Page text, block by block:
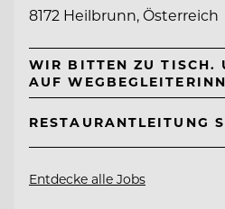
8172 Heilbrunn, Österreich
WIR BITTEN ZU TISCH.
AUF WEGBEGLEITERINN
RESTAURANTLEITUNG
Entdecke alle Jobs